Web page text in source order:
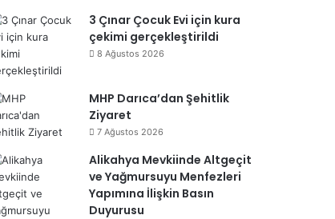
3 Çınar Çocuk Evi için kura
çekimi gerçekleştirildi
8 Ağustos 2026
MHP Darıca’dan Şehitlik
Ziyaret
7 Ağustos 2026
Alikahya Mevkiinde Altgeçit
ve Yağmursuyu Menfezleri
Yapımına İlişkin Basın
Duyurusu